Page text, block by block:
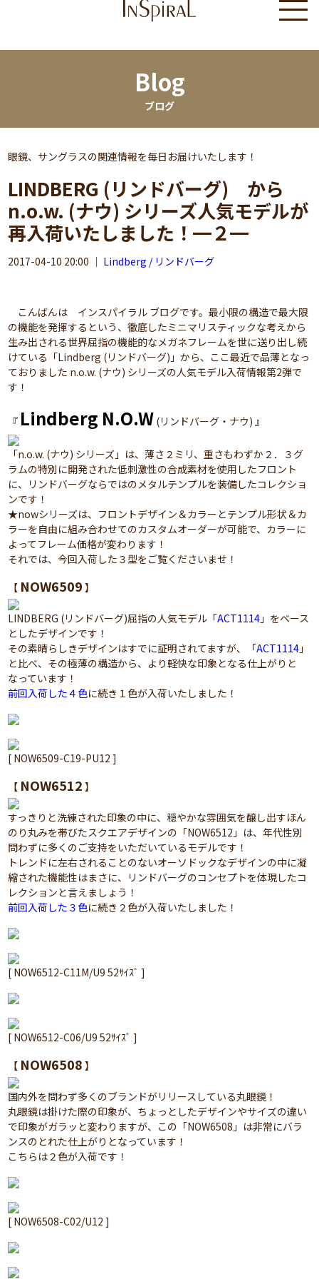
Blog
ブログ
眼鏡、サングラスの関連情報を毎日お届けいたします！
LINDBERG (リンドバーグ) から
n.o.w. (ナウ) シリーズ人気モデルが
再入荷いたしました！━２━
2017-04-10 20:00 ｜ Lindberg / リンドバーグ
こんばんは インスパイラル ブログです。最小限の構造で最大限
の機能を発揮するという、徹底したミニマリスティックな考えから
生み出される世界屈指の機能的なメガネフレームを世に送り出し続
けている「Lindberg (リンドバーグ)」から、ここ最近で品薄となっ
ておりました n.o.w. (ナウ) シリーズの人気モデル入荷情報第2弾で
す！
『 Lindberg N.O.W (リンドバーグ・ナウ) 』
「n.o.w. (ナウ) シリーズ」は、薄さ２ミリ、重さもわずか２．３グ
ラムの特別に開発された低刺激性の合成素材を使用したフロント
に、リンドバーグならではのメタルテンプルを装備したコレクショ
ンです！
★nowシリーズは、フロントデザイン＆カラーとテンプル形状＆カ
ラーを自由に組み合わせてのカスタムオーダーが可能で、カラーに
よってフレーム価格が変わります！
それでは、今回入荷した３型をご覧くださいませ！
【 NOW6509 】
LINDBERG (リンドバーグ)屈指の人気モデル「ACT1114 」をベース
としたデザインです！
その素晴らしきデザインはすでに証明されてますが、「ACT1114 」
と比べ、その極薄の構造から、より軽快な印象となる仕上がりと
なっています！
前回入荷した４色に続き１色が入荷いたしました！
[ NOW6509-C19-PU12 ]
【 NOW6512 】
すっきりと洗練された印象の中に、穏やかな雰囲気を醸し出すほん
のり丸みを帯びたスクエアデザインの「NOW6512」は、年代性別
問わずに多くのご支持をいただいているモデルです！
トレンドに左右されることのないオーソドックなデザインの中に凝
縮された機能性はまさに、リンドバーグのコンセプトを体現したコ
レクションと言えましょう！
前回入荷した３色に続き２色が入荷いたしました！
[ NOW6512-C11M/U9 52ｻｲｽﾞ ]
[ NOW6512-C06/U9 52ｻｲｽﾞ ]
【 NOW6508 】
国内外を問わず多くのブランドがリリースしている丸眼鏡！
丸眼鏡は掛けた際の印象が、ちょっとしたデザインやサイズの違い
で印象がガラッと変わりますが、この「NOW6508」は非常にバラ
ンスのとれた仕上がりとなっています！
こちらは２色が入荷です！
[ NOW6508-C02/U12 ]